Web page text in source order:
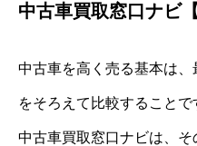
中古車買取窓口ナビ
中古車を高く売る基本は
をそろえて比較することで
中古車買取窓口ナビは、